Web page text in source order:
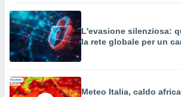
L'evasione silenziosa:
la rete globale per un
Meteo Italia, caldo